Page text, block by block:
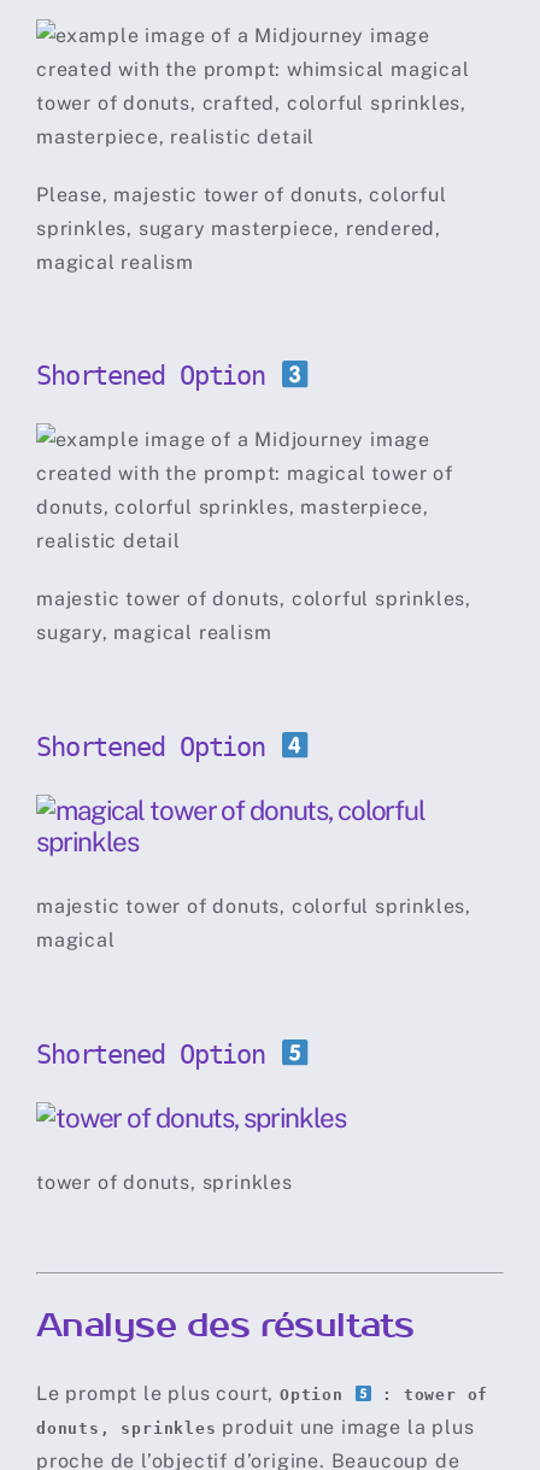
Please, majestic tower of donuts, colorful
sprinkles, sugary masterpiece, rendered,
magical realism
Shortened Option
majestic tower of donuts, colorful sprinkles,
sugary, magical realism
Shortened Option
majestic tower of donuts, colorful sprinkles,
magical
Shortened Option
tower of donuts, sprinkles
Analyse des résultats
Le prompt le plus court, Option
: tower of
donuts, sprinkles produit une image la plus
proche de l’objectif d’origine. Beaucoup de